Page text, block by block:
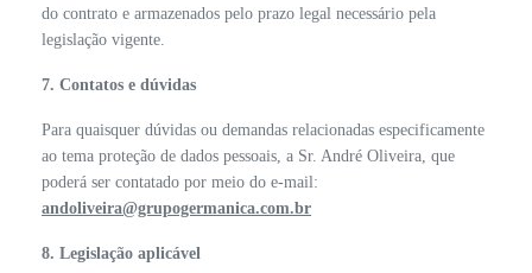
do contrato e armazenados pelo prazo legal necessário pela
legislação vigente.
7. Contatos e dúvidas
Para quaisquer dúvidas ou demandas relacionadas especificamente
ao tema proteção de dados pessoais, a Sr. André Oliveira, que
poderá ser contatado por meio do e-mail:
andoliveira@grupogermanica.com.br
8. Legislação aplicável